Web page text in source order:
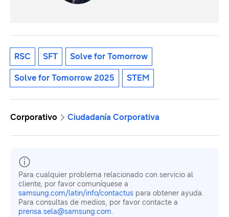
RSC SFT Solve for Tomorrow
Solve for Tomorrow 2025 STEM
Corporativo Ciudadanía Corporativa
Para cualquier problema relacionado con servicio al
cliente, por favor comuníquese a
samsung.com/latin/info/contactus para obtener ayuda.
Para consultas de medios, por favor contacte a
prensa.sela@samsung.com.